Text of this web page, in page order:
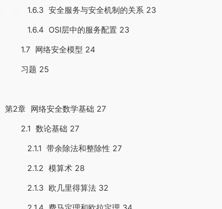
1.6.3 安全服务与安全机制的关系 23
1.6.4 OSI层中的服务配置 23
1.7 网络安全模型 24
习题 25
第2章 网络安全数学基础 27
2.1 数论基础 27
2.1.1 带余除法和整除性 27
2.1.2 模算术 28
2.1.3 欧几里得算法 32